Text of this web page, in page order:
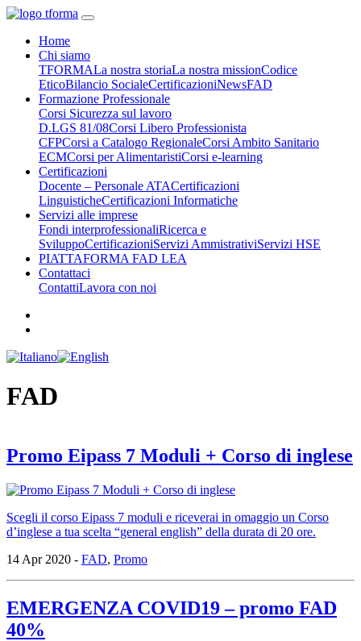
Home
Chi siamo
TFORMALa nostra storiaLa nostra missionCodice
EticoBilancio SocialeCertificazioniNewsFAD
Formazione Professionale
Corsi Sicurezza sul lavoro
D.LGS 81/08Corsi Libero Professionista
CFPCorsi a Catalogo RegionaleCorsi Ambito Sanitario
ECMCorsi per AlimentaristiCorsi e-learning
Certificazioni
Docente – Personale ATACertificazioni
LinguisticheCertificazioni Informatiche
Servizi alle imprese
Fondi interprofessionaliRicerca e
SviluppoCertificazioniServizi AmmistrativiServizi HSE
PIATTAFORMA FAD LEA
Contattaci
ContattiLavora con noi
FAD
Promo Eipass 7 Moduli + Corso di inglese
Scegli il corso Eipass 7 moduli e riceverai in omaggio un Corso
d’inglese a tua scelta “general english” della durata di 20 ore.
14 Apr 2020 - FAD, Promo
EMERGENZA COVID19 – promo FAD
40%